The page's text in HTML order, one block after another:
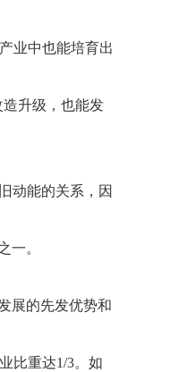
业中也能培育出
升级，也能发
动能的关系，因
一。
展的先发优势和
比重达1/3。如